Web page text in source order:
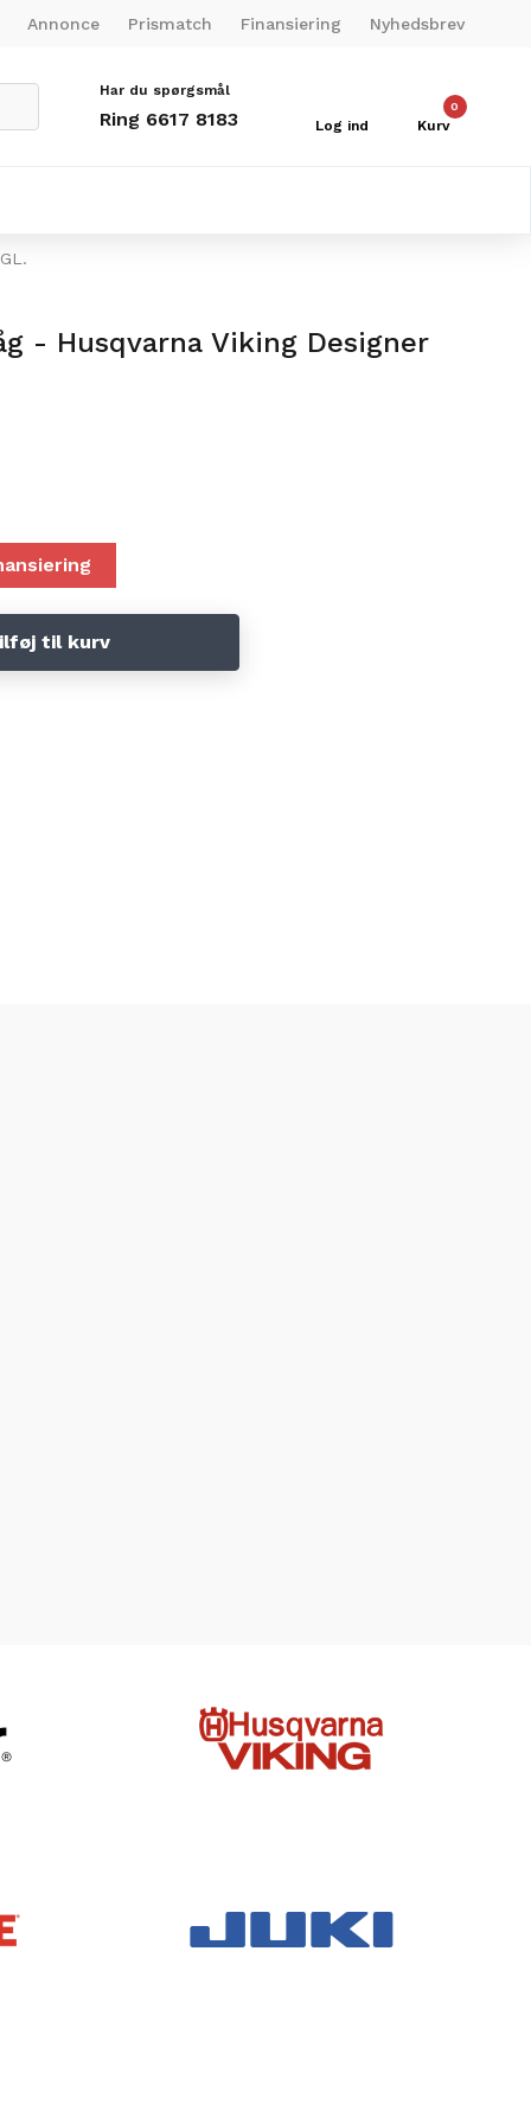
Annonce Prismatch Finansiering Nyhedsbrev
Har du spørgsmål
Ring 6617 8183 Log ind
0
Kurv
- Husqvarna Viking Designer
til kurv